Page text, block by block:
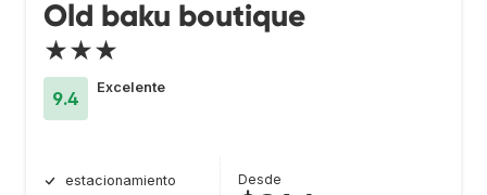
Old baku boutique
★★★
9.4
Excelente
estacionamiento
Desde